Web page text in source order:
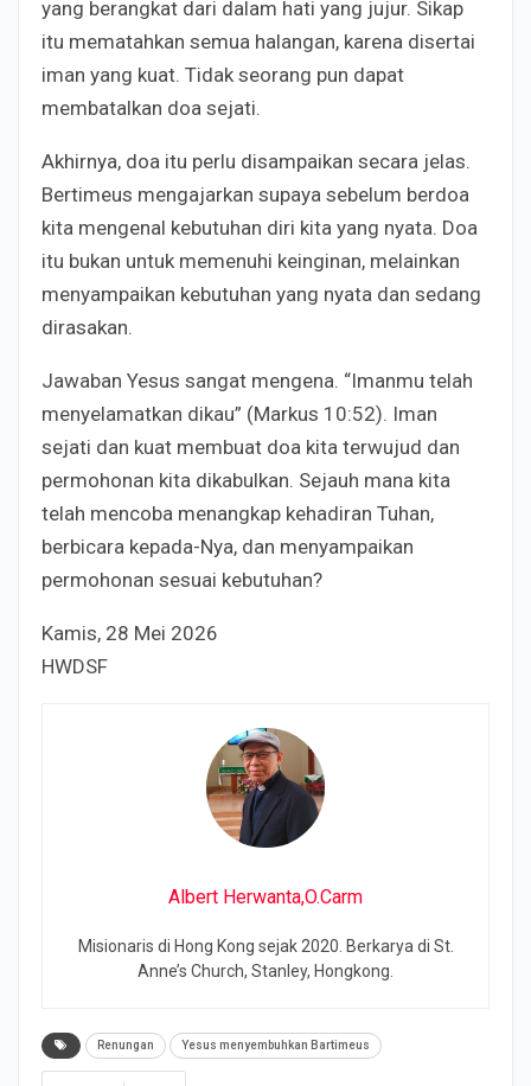
yang berangkat dari dalam hati yang jujur. Sikap
itu mematahkan semua halangan, karena disertai
iman yang kuat. Tidak seorang pun dapat
membatalkan doa sejati.
Akhirnya, doa itu perlu disampaikan secara jelas.
Bertimeus mengajarkan supaya sebelum berdoa
kita mengenal kebutuhan diri kita yang nyata. Doa
itu bukan untuk memenuhi keinginan, melainkan
menyampaikan kebutuhan yang nyata dan sedang
dirasakan.
Jawaban Yesus sangat mengena. “Imanmu telah
menyelamatkan dikau” (Markus 10:52). Iman
sejati dan kuat membuat doa kita terwujud dan
permohonan kita dikabulkan. Sejauh mana kita
telah mencoba menangkap kehadiran Tuhan,
berbicara kepada-Nya, dan menyampaikan
permohonan sesuai kebutuhan?
Kamis, 28 Mei 2026
HWDSF
Albert Herwanta,O.Carm
Misionaris di Hong Kong sejak 2020. Berkarya di St.
Anne’s Church, Stanley, Hongkong.
Renungan Yesus menyembuhkan Bartimeus